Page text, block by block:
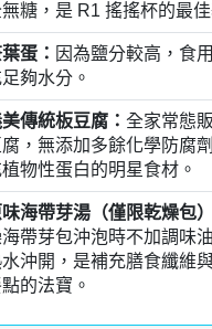
糖，是 R1 搖搖杯的最佳
蛋： 因為鹽分較高，食
夠水分。
傳統板豆腐： 全家常態
腐，無添加多餘化學防腐
物性蛋白的明星食材。
海帶芽湯（僅限乾燥包）
帶芽包沖泡時不加調味
水沖開，是補充膳食纖維
的法寶。